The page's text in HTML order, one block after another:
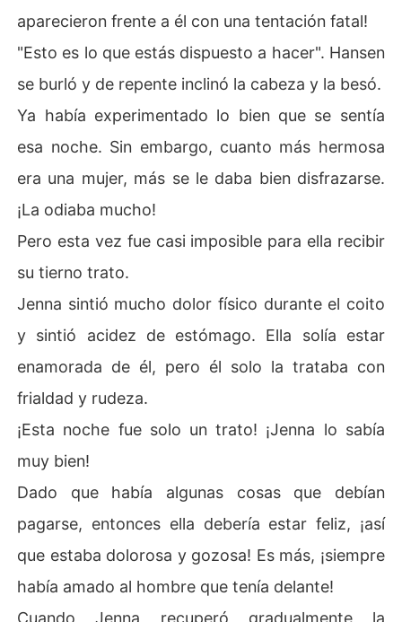
aparecieron frente a él con una tentación fatal!
"Esto es lo que estás dispuesto a hacer". Hansen
se burló y de repente inclinó la cabeza y la besó.
Ya había experimentado lo bien que se sentía
esa noche. Sin embargo, cuanto más hermosa
era una mujer, más se le daba bien disfrazarse.
¡La odiaba mucho!
Pero esta vez fue casi imposible para ella recibir
su tierno trato.
Jenna sintió mucho dolor físico durante el coito
y sintió acidez de estómago. Ella solía estar
enamorada de él, pero él solo la trataba con
frialdad y rudeza.
¡Esta noche fue solo un trato! ¡Jenna lo sabía
muy bien!
Dado que había algunas cosas que debían
pagarse, entonces ella debería estar feliz, ¡así
que estaba dolorosa y gozosa! Es más, ¡siempre
había amado al hombre que tenía delante!
Cuando Jenna recuperó gradualmente la